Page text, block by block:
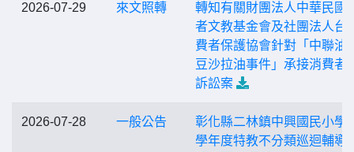
2026-07-29 來文照轉
轉知有關財團法人中華民國
者文教基金會及社團法人台
費者保護協會針對「中聯油
豆沙拉油事件」承接消費者
訴訟案
2026-07-28 一般公告
彰化縣二林鎮中興國民小學
學年度特教不分類巡迴輔導